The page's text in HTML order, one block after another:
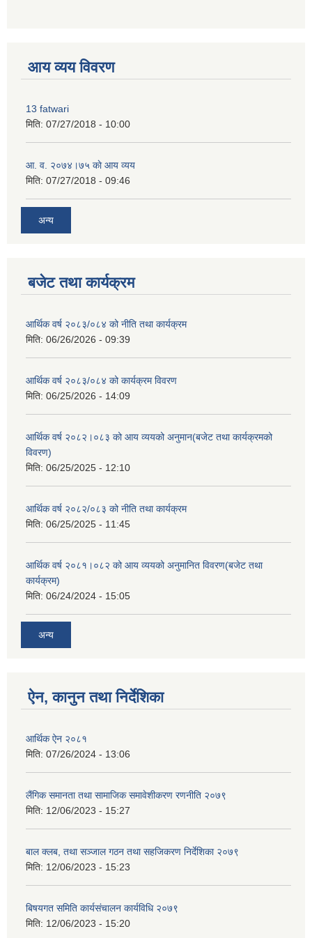
आय व्यय विवरण
13 fatwari
मिति: 07/27/2018 - 10:00
आ‍. व. २०७४।७५ काे आय व्यय
मिति: 07/27/2018 - 09:46
अन्य
बजेट तथा कार्यक्रम
आर्थिक वर्ष २०८३/०८४ को नीति तथा कार्यक्रम
मिति: 06/26/2026 - 09:39
आर्थिक वर्ष २०८३/०८४ को कार्यक्रम विवरण
मिति: 06/25/2026 - 14:09
आर्थिक वर्ष २०८२।०८३ को आय व्ययको अनुमान(बजेट तथा कार्यक्रमको
विवरण)
मिति: 06/25/2025 - 12:10
आर्थिक वर्ष २०८२/०८३ को नीति तथा कार्यक्रम
मिति: 06/25/2025 - 11:45
आर्थिक वर्ष २०८१।०८२ को आय व्ययको अनुमानित विवरण(बजेट तथा
कार्यक्रम)
मिति: 06/24/2024 - 15:05
अन्य
ऐन, कानुन तथा निर्देशिका
आर्थिक ऐन २०८१
मिति: 07/26/2024 - 13:06
लैंगिक समानता तथा सामाजिक समावेशीकरण रणनीति २०७९
मिति: 12/06/2023 - 15:27
बाल क्लब, तथा सञ्जाल गठन तथा सहजिकरण निर्देशिका २०७९
मिति: 12/06/2023 - 15:23
बिषयगत समिति कार्यसंचालन कार्यविधि २०७९
मिति: 12/06/2023 - 15:20